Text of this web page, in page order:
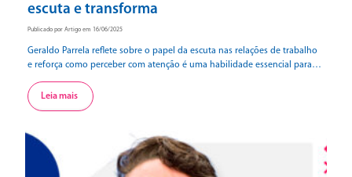
escuta e transforma
Publicado por Artigo em 16/06/2025
Geraldo Parrela reflete sobre o papel da escuta nas relações de trabalho
e reforça como perceber com atenção é uma habilidade essencial para
verdadeiramente conectados.
Leia mais